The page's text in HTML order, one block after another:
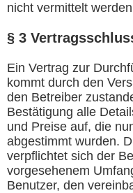
nicht vermittelt
§ 3
Ein Vertrag zur
kommt durch den
den Betreiber
Bestätigung alle
und Preise auf, die
abgestimmt wurden.
verpflichtet sich der
vorgesehenem
Benutzer, den